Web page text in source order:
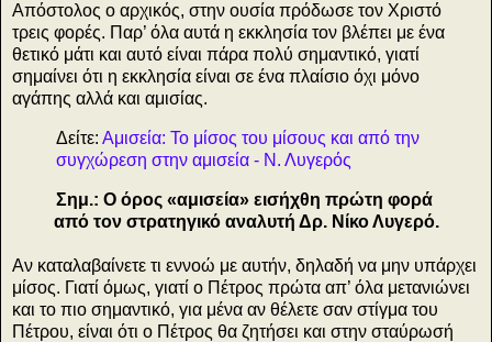
Απόστολος ο αρχικός, στην ουσία πρόδωσε τον Χριστό
τρεις φορές. Παρ’ όλα αυτά η εκκλησία τον βλέπει με ένα
θετικό μάτι και αυτό είναι πάρα πολύ σημαντικό, γιατί
σημαίνει ότι η εκκλησία είναι σε ένα πλαίσιο όχι μόνο
αγάπης αλλά και αμισίας.
Δείτε: Αμισεία: Το μίσος του μίσους και από την
συγχώρεση στην αμισεία - Ν. Λυγερός
Σημ.: Ο όρος «αμισεία» εισήχθη πρώτη φορά
από τον στρατηγικό αναλυτή Δρ. Νίκο Λυγερό.
Αν καταλαβαίνετε τι εννοώ με αυτήν, δηλαδή να μην υπάρχει
μίσος. Γιατί όμως, γιατί ο Πέτρος πρώτα απ’ όλα μετανιώνει
και το πιο σημαντικό, για μένα αν θέλετε σαν στίγμα του
Πέτρου, είναι ότι ο Πέτρος θα ζητήσει και στην σταύρωσή